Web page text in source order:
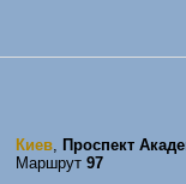
Киев, Проспект
Маршрут 97